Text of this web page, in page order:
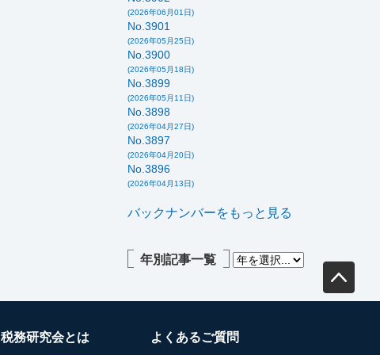
(2026年06月01日)
No.3901
(2026年05月25日)
No.3900
(2026年05月18日)
No.3899
(2026年05月11日)
No.3898
(2026年04月27日)
No.3897
(2026年04月20日)
No.3896
(2026年04月13日)
バックナンバーをもっと見る
年別記事一覧
税務研究会とは よくあるご質問